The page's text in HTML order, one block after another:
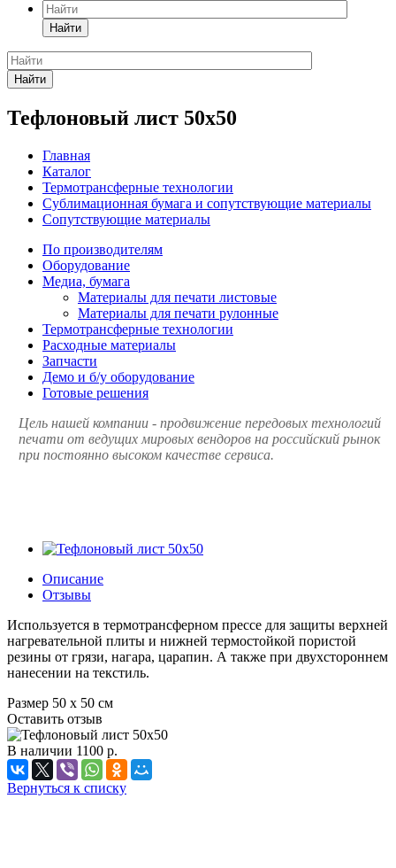
Найти
Найти
Тефлоновый лист 50х50
Главная
Каталог
Термотрансферные технологии
Сублимационная бумага и сопутствующие материалы
Сопутствующие материалы
По производителям
Оборудование
Медиа, бумага
Материалы для печати листовые
Материалы для печати рулонные
Термотрансферные технологии
Расходные материалы
Запчасти
Демо и б/у оборудование
Готовые решения
Цель нашей компании - продвижение передовых технологий
печати от ведущих мировых вендоров на российский рынок
при постоянно высоком качестве сервиса.
Описание
Отзывы
Используется в термотрансферном прессе для защиты верхней
нагревательной плиты и нижней термостойкой пористой
резины от грязи, нагара, царапин. А также при двухстороннем
нанесении на текстиль.
Размер 50 х 50 см
Оставить отзыв
В наличии 1100 р.
Вернуться к списку